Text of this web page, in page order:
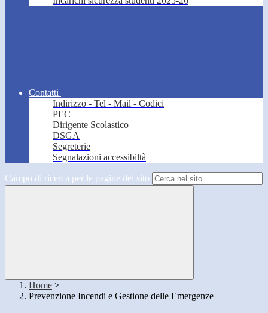
Contatti
Indirizzo - Tel - Mail - Codici
PEC
Dirigente Scolastico
DSGA
Segreterie
Segnalazioni accessibiltà
Campo di ricerca per le pagine del sito
Home >
Prevenzione Incendi e Gestione delle Emergenze